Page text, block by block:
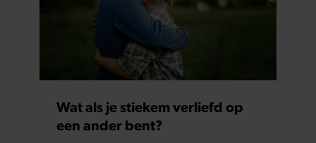
Wat als je stiekem verliefd op
een ander bent?